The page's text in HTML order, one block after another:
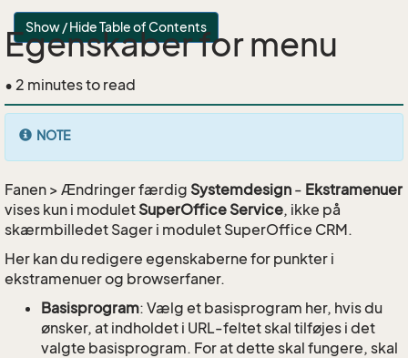
Show / Hide Table of Contents
Egenskaber for menu
• 2 minutes to read
NOTE
Fanen > Ændringer færdig Systemdesign - Ekstramenuer
vises kun i modulet SuperOffice Service, ikke på
skærmbilledet Sager i modulet SuperOffice CRM.
Her kan du redigere egenskaberne for punkter i
ekstramenuer og browserfaner.
Basisprogram: Vælg et basisprogram her, hvis du
ønsker, at indholdet i URL-feltet skal tilføjes i det
valgte basisprogram. For at dette skal fungere, skal